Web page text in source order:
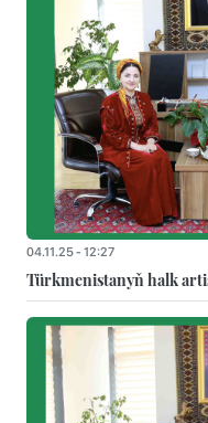
04.11.25 - 12:27
Türkmenistanyň halk